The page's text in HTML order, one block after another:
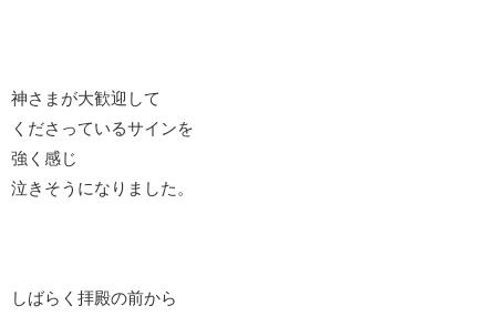
神さまが大歓迎して
くださっているサインを
強く感じ
泣きそうになりました。
しばらく拝殿の前から